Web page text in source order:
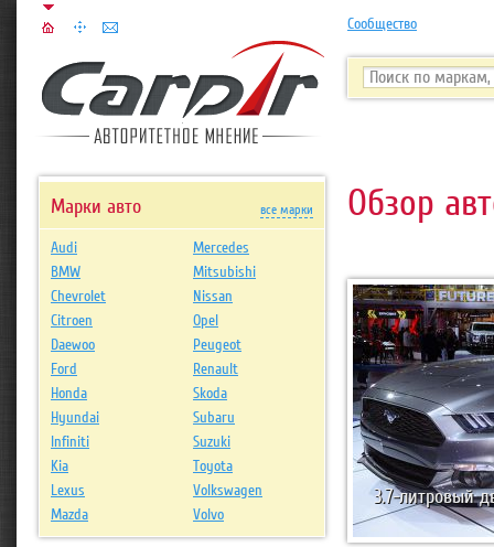
Сообщество
Обзор
3.7-литровый
Марки авто все марки
Audi
Mercedes
BMW
Mitsubishi
Chevrolet
Nissan
Citroen
Opel
Daewoo
Peugeot
Ford
Renault
Honda
Skoda
Hyundai
Subaru
Infiniti
Suzuki
Kia
Toyota
Lexus
Volkswagen
Mazda
Volvo